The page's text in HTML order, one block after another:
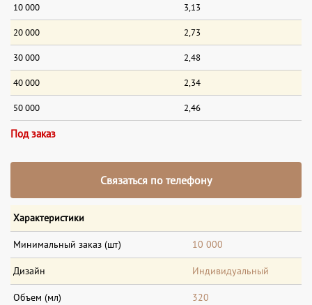
10 000 3,13
20 000 2,73
30 000 2,48
40 000 2,34
50 000 2,46
Под заказ
Связаться по телефону
Характеристики
Минимальный заказ (шт) 10 000
Дизайн Индивидуальный
Объем (мл) 320